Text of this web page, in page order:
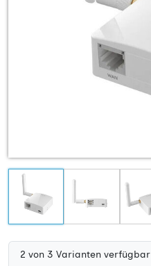
2 von 3 Varianten verfügbar